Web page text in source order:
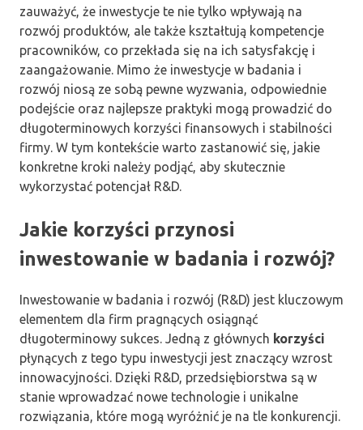
zauważyć, że inwestycje te nie tylko wpływają na
rozwój produktów, ale także kształtują kompetencje
pracowników, co przekłada się na ich satysfakcję i
zaangażowanie. Mimo że inwestycje w badania i
rozwój niosą ze sobą pewne wyzwania, odpowiednie
podejście oraz najlepsze praktyki mogą prowadzić do
długoterminowych korzyści finansowych i stabilności
firmy. W tym kontekście warto zastanowić się, jakie
konkretne kroki należy podjąć, aby skutecznie
wykorzystać potencjał R&D.
Jakie korzyści przynosi
inwestowanie w badania i rozwój?
Inwestowanie w badania i rozwój (R&D) jest kluczowym
elementem dla firm pragnących osiągnąć
długoterminowy sukces. Jedną z głównych korzyści
płynących z tego typu inwestycji jest znaczący wzrost
innowacyjności. Dzięki R&D, przedsiębiorstwa są w
stanie wprowadzać nowe technologie i unikalne
rozwiązania, które mogą wyróżnić je na tle konkurencji.